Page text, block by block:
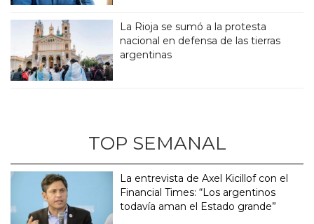
La Rioja se sumó a la protesta
nacional en defensa de las tierras
argentinas
TOP SEMANAL
La entrevista de Axel Kicillof con el
Financial Times: “Los argentinos
todavía aman el Estado grande”